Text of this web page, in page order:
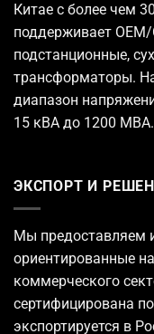
Китае с более чем
поддерживает
подстанционные,
трансформаторы.
диапазон
15 кВА до 1200 МВА.
ЭКСПОРТ И
Мы предоставляем
ориентированные
коммерческого
сертифицирована
экспортируется в